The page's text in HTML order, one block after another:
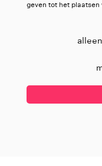
geven tot het plaatsen